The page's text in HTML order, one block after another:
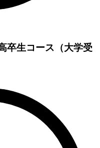
卒生コース（大学受